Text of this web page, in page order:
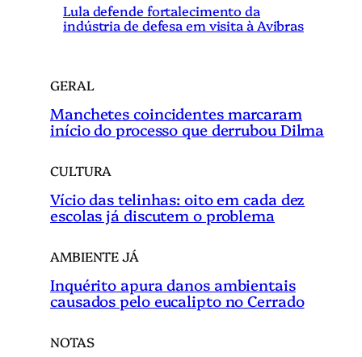
Lula defende fortalecimento da
indústria de defesa em visita à Avibras
GERAL
Manchetes coincidentes marcaram
início do processo que derrubou Dilma
CULTURA
Vício das telinhas: oito em cada dez
escolas já discutem o problema
AMBIENTE JÁ
Inquérito apura danos ambientais
causados pelo eucalipto no Cerrado
NOTAS